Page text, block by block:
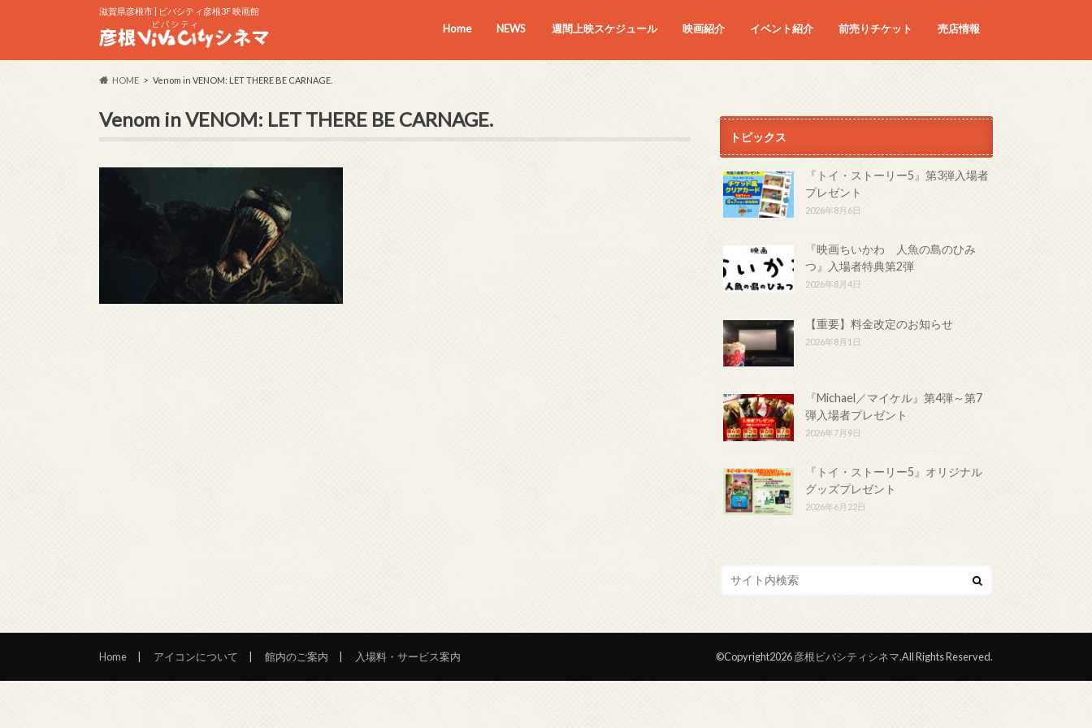
滋賀県彦根市 | ビバシティ彦根3F 映画館
Home NEWS 週間上映スケジュール 映画紹介 イベント紹介 前売りチケット 売店情報
HOME Venom in VENOM: LET THERE BE CARNAGE.
Venom in VENOM: LET THERE BE CARNAGE.
トピックス
『トイ・ストーリー5』第3弾入場者
プレゼント
2026年8月6日
『映画ちいかわ 人魚の島のひみ
つ』入場者特典第2弾
2026年8月4日
【重要】料金改定のお知らせ
2026年8月1日
『Michael／マイケル』第4弾～第7
弾入場者プレゼント
2026年7月9日
『トイ・ストーリー5』オリジナル
グッズプレゼント
2026年6月22日
Home アイコンについて 館内のご案内 入場料・サービス案内 ©Copyright2026彦根ビバシティシネマ.All Rights Reserved.